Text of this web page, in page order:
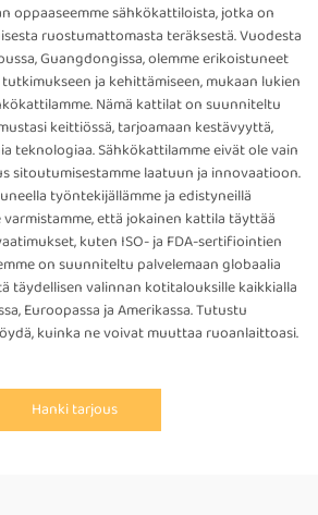
oppaaseemme sähkökattiloista, jotka on
ruostumattomasta teräksestä. Vuodesta
Guangdongissa, olemme erikoistuneet
ja kehittämiseen, mukaan lukien
Nämä kattilat on suunniteltu
keittiössä, tarjoamaan kestävyyttä,
teknologiaa. Sähkökattilamme eivät ole vain
sitoutumisestamme laatuun ja innovaatioon.
työntekijällämme ja edistyneillä
että jokainen kattila täyttää
kuten ISO- ja FDA-sertifiointien
on suunniteltu palvelemaan globaalia
täydellisen valinnan kotitalouksille kaikkialla
Euroopassa ja Amerikassa. Tutustu
kuinka ne voivat muuttaa ruoanlaittoasi.
Hanki tarjous